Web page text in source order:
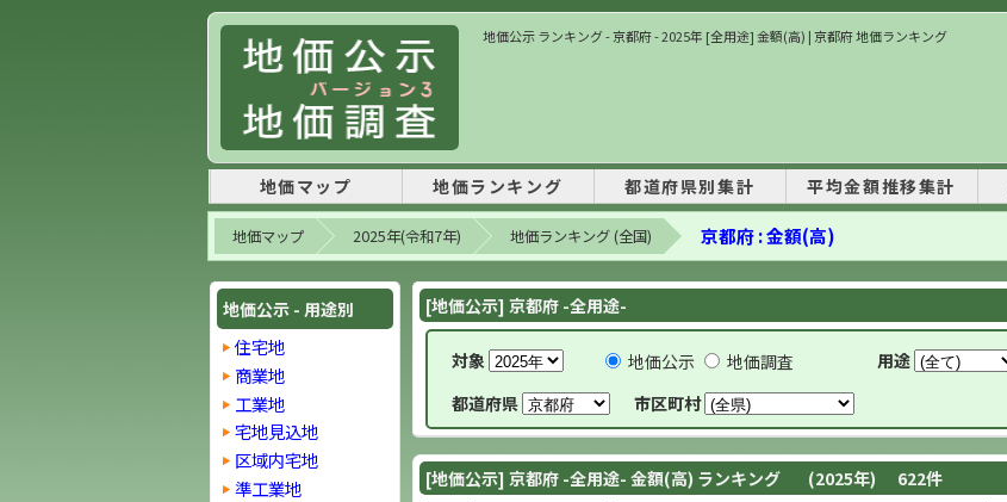
地価公示 ランキング - 京都府 - 2025年 [全用途] 金額(高) | 京都府 地価ランキング
地価マップ 地価ランキング 都道府県別集計 平均金額推移集計
地価マップ 2025年(令和7年) 地価ランキング (全国) 京都府 : 金額(高)
地価公示 - 用途別
住宅地
商業地
工業地
宅地見込地
区域内宅地
準工業地
[地価公示] 京都府 -全用途-
対象 地価公示 地価調査 用途
都道府県
市区町村
[地価公示] 京都府 -全用途- 金額(高) ランキング (2025年) 622件